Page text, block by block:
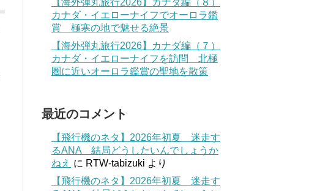
カナダ・イエローナイフでオーロラ鑑
賞 極寒の地で魅せる絶景
【海外弾丸旅行2026】カナダ編（７）
カナダ・イエローナイフを訪問 北極
圏に近いオーロラ鑑賞の聖地を散策
最近のコメント
【飛行機のネタ】2026年初夏 迷走す
るANA 結局どうしたいんでしょうか
ねえ に RTW-tabizuki より
【飛行機のネタ】2026年初夏 迷走す